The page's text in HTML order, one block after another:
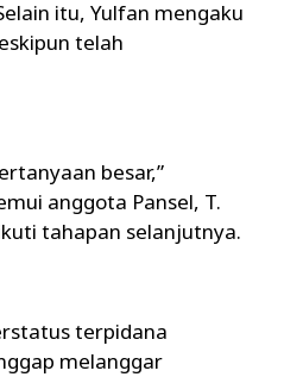
itu, Yulfan mengaku
telah
besar,”
anggota Pansel, T.
tahapan selanjutnya.
terpidana
melanggar